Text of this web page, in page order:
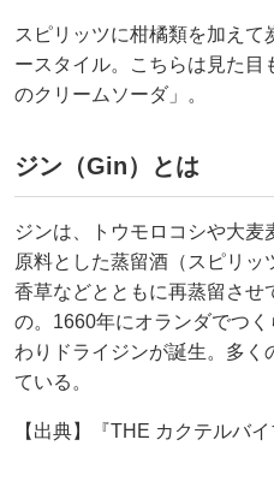
スピリッツに柑橘類を加えて
ースタイル。こちらは見た目
のクリームソーダ」。
ジン（Gin）とは
ジンは、トウモロコシや大
原料とした蒸留酒（スピリ
香草などとともに再蒸留させ
の。1660年にオランダでつ
わりドライジンが誕生。多く
ている。
【出典】『THE カクテルバ